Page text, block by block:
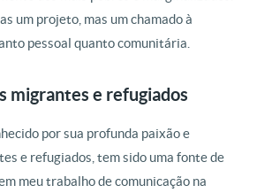
um projeto, mas um chamado à
pessoal quanto comunitária.
migrantes e refugiados
por sua profunda paixão e
e refugiados, tem sido uma fonte de
meu trabalho de comunicação na